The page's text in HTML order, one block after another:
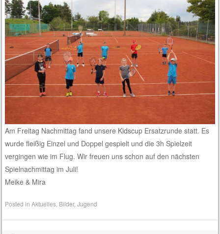
Am Freitag Nachmittag fand unsere Kidscup Ersatzrunde statt. Es
wurde fleißig Einzel und Doppel gespielt und die 3h Spielzeit
vergingen wie im Flug. Wir freuen uns schon auf den nächsten
Spielnachmittag im Juli!
Meike & Mira
Posted inAktuelles Bilder,Jugend